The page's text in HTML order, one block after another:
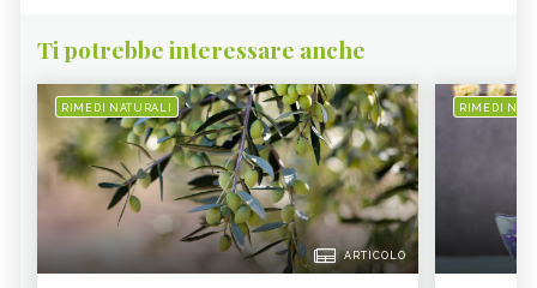
Ti potrebbe interessare anche
RIMEDI NATURALI
ARTICOLO
RIMEDI